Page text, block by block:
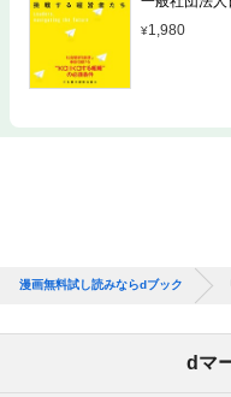
1,980
漫画無料試し読みならdブック
dマ